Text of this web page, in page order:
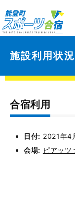
施設利用状況
合宿利用
日付: 2021年4
会場: ピアッツ